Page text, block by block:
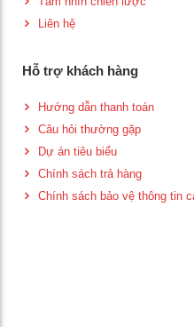
Liên hệ
Hỗ trợ khách hàng
Hướng dẫn thanh toán
Câu hỏi thường gặp
Dự án tiêu biểu
Chính sách trả hàng
Chính sách bảo vệ thông tin